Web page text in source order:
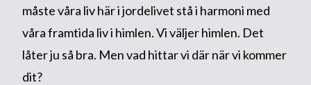
måste våra liv här i jordelivet stå i harmoni med
våra framtida liv i himlen. Vi väljer himlen. Det
låter ju så bra. Men vad hittar vi där när vi kommer
dit?